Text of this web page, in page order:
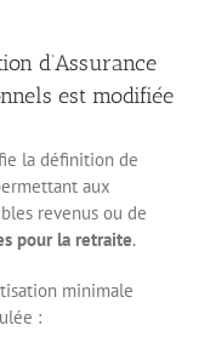
d’Assurance
est modifiée
la définition de
aux
revenus ou de
pour la retraite.
minimale
: